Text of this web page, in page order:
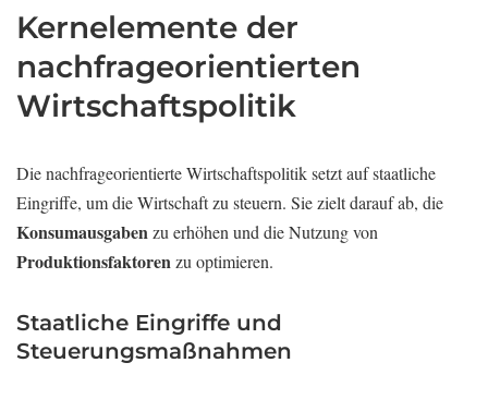
Kernelemente der
nachfrageorientierten
Wirtschaftspolitik
Die nachfrageorientierte Wirtschaftspolitik setzt auf staatliche
Eingriffe, um die Wirtschaft zu steuern. Sie zielt darauf ab, die
Konsumausgabenzu erhöhen und die Nutzung von
Produktionsfaktorenzu optimieren.
Staatliche Eingriffe und
Steuerungsmaßnahmen